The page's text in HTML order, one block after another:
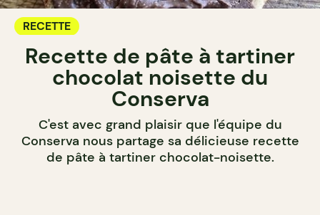
RECETTE
Recette de pâte à tartiner
chocolat noisette du
Conserva
C'est avec grand plaisir que l'équipe du
Conserva nous partage sa délicieuse recette
de pâte à tartiner chocolat-noisette.